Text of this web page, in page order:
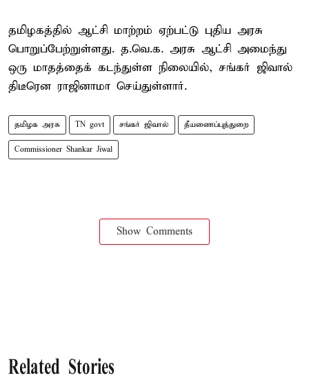
தமிழகத்தில் ஆட்சி மாற்றம் ஏற்பட்டு புதிய அரசு
பொறுப்பேற்றுள்ளது. த.வெ.க. அரசு ஆட்சி அமைந்து
ஒரு மாதத்தைக் கடந்துள்ள நிலையில், சங்கர் ஜிவால்
திடீரென ராஜினாமா செய்துள்ளார்.
தமிழக அரசு TN govt சங்கர் ஜிவால் தீயணைப்புத்துறை
Commissioner Shankar Jiwal
Show Comments
Related Stories